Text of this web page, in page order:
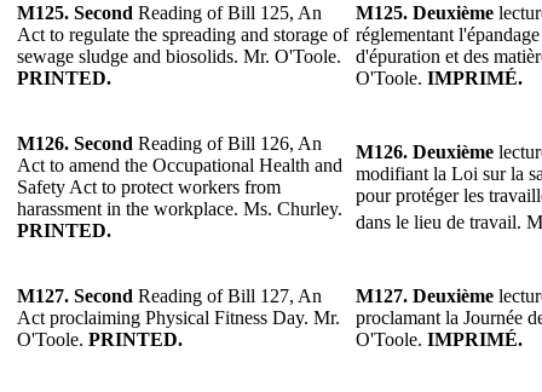
M125. Second Reading of Bill 125, An
Act to regulate the spreading and storage of
sewage sludge and biosolids. Mr. O'Toole.
PRINTED.
M125. Deuxième
réglementant
d'épuration et des
O'Toole. IMPRIMÉ.
M126. Second Reading of Bill 126, An
Act to amend the Occupational Health and
Safety Act to protect workers from
harassment in the workplace. Ms. Churley.
PRINTED.
M126. Deuxième
modifiant la Loi sur la
pour protéger les
dans le lieu de travail. M
M127. Second Reading of Bill 127, An
Act proclaiming Physical Fitness Day. Mr.
O'Toole. PRINTED.
M127. Deuxième
proclamant la Journée
O'Toole. IMPRIMÉ.